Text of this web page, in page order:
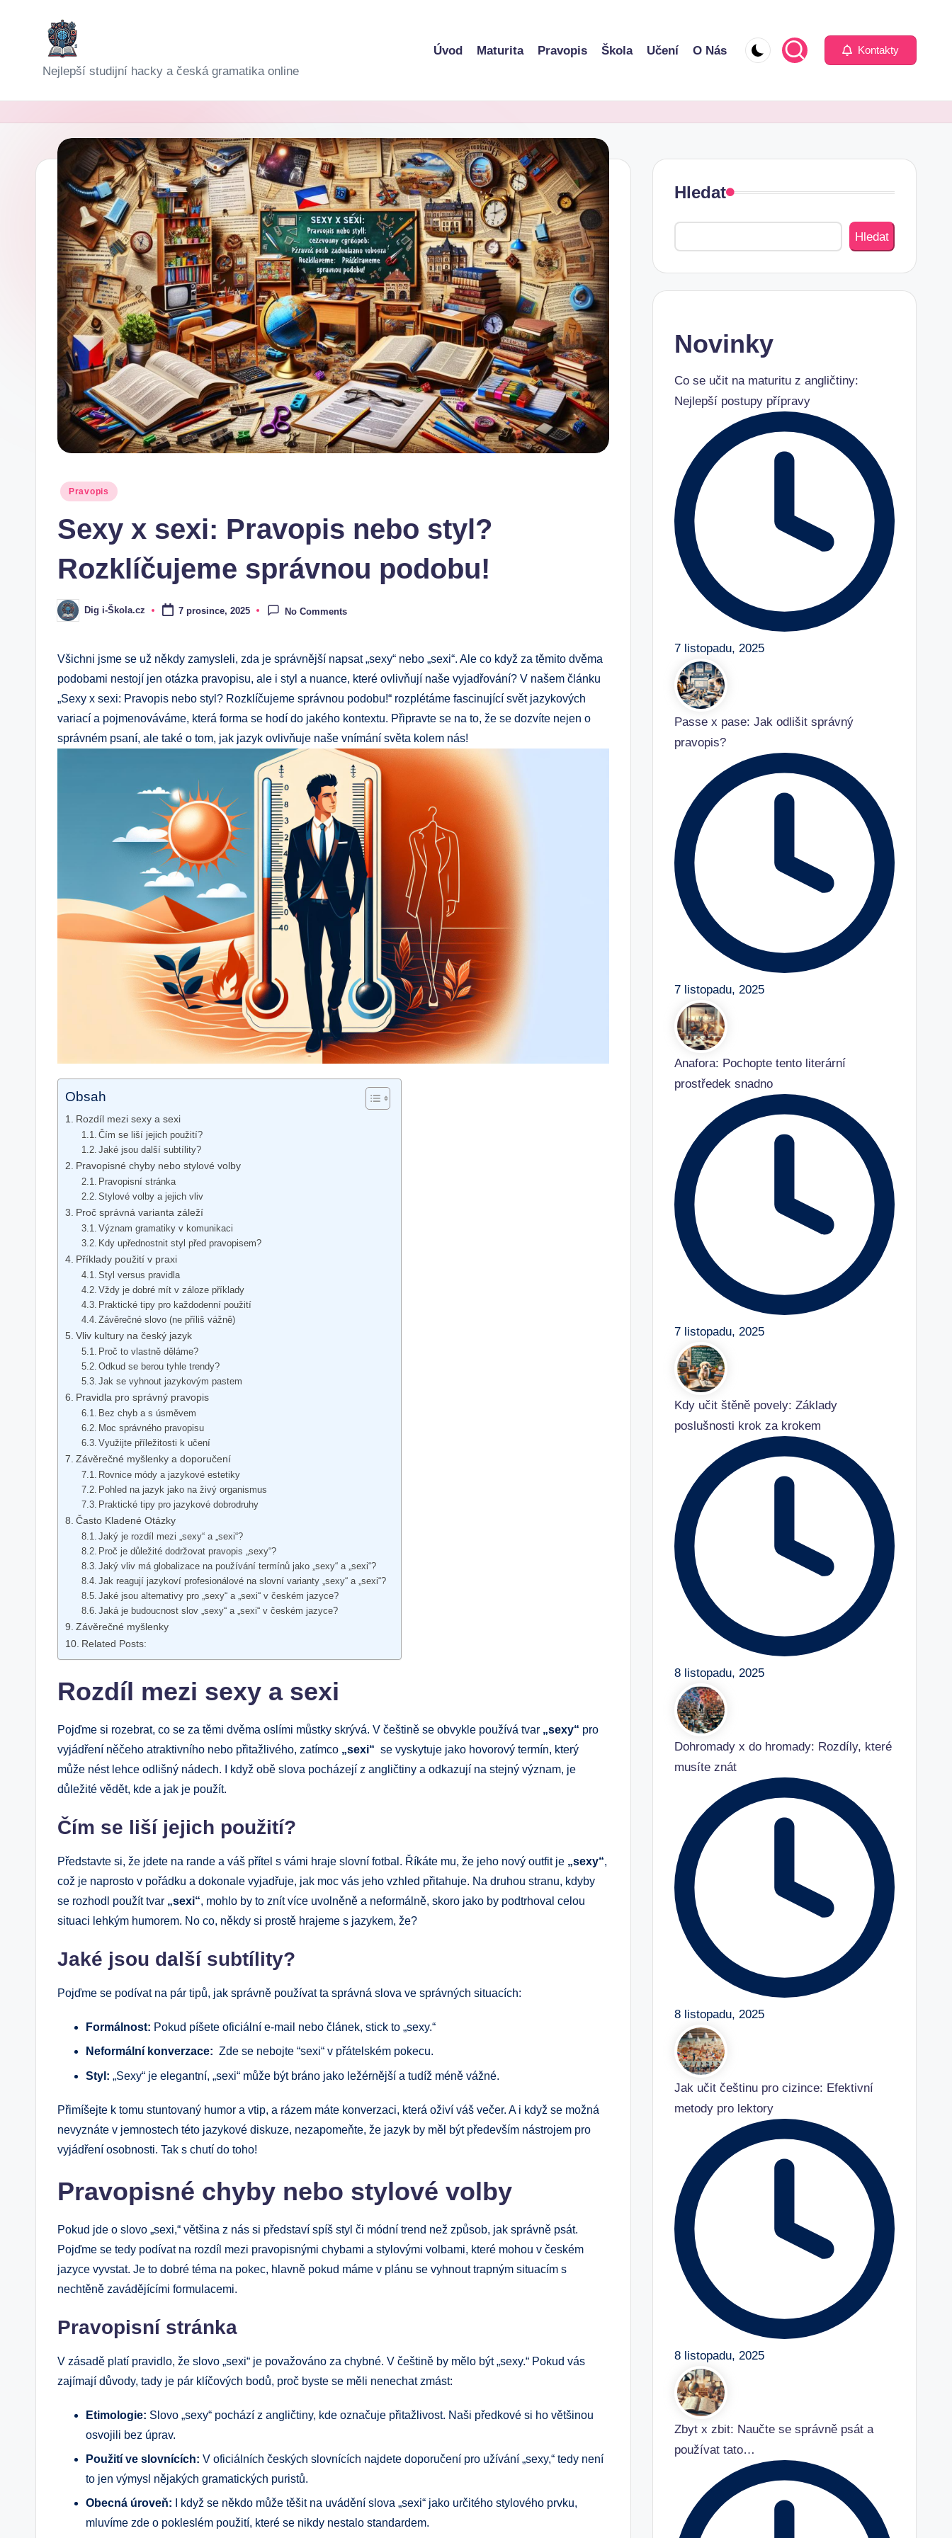
D
i
i-
Nejlepší studijní hacky a česká gramatika online
Úvod Maturita Pravopis Škola Učení O Nás Kontakty
Posted
Pravopis
Sexy x sexi: Pravopis nebo styl?
Rozklíčujeme správnou podobu!
Posted
by
Dig i-Škola.cz 7 prosince, 2025 No Comments
Všichni ‍jsme se už někdy zamysleli, zda je správnější napsat „sexy“ ​nebo‌ „sexi“. Ale ⁢co když za těmito dvěma
podobami nestojí jen otázka pravopisu, ‍ale i styl a nuance, které ⁢ovlivňují naše vyjadřování? V ‍našem​ článku
„Sexy​ x sexi: Pravopis nebo styl? ⁢Rozklíčujeme správnou podobu!“ rozplétáme fascinující svět jazykových
variací a pojmenováváme, která forma‌ se hodí do⁤ jakého⁢ kontextu. ⁣Připravte se na to, že se dozvíte nejen o
správném ⁤psaní, ale také o tom, jak ⁣jazyk ovlivňuje naše vnímání světa kolem nás!
Obsah
Rozdíl mezi sexy a⁢ sexi
Čím se liší jejich použití?
Jaké jsou další subtílity?
Pravopisné chyby nebo stylové volby
Pravopisní stránka
Stylové volby a‌ jejich vliv
Proč správná varianta záleží
Význam⁤ gramatiky ⁤v komunikaci
Kdy upřednostnit⁣ styl před pravopisem?
Příklady⁢ použití‌ v praxi
Styl versus pravidla
Vždy je dobré⁣ mít​ v záloze ‌příklady
Praktické‌ tipy pro každodenní⁣ použití
Závěrečné slovo (ne příliš⁤ vážně)
Vliv kultury na český jazyk
Proč⁤ to vlastně děláme?
Odkud se berou tyhle​ trendy?
Jak se vyhnout⁢ jazykovým⁣ pastem
Pravidla pro správný pravopis
Bez chyb a⁣ s‌ úsměvem
Moc správného pravopisu
Využijte příležitosti k učení
Závěrečné myšlenky a doporučení
Rovnice módy ‍a jazykové estetiky
Pohled na jazyk jako ⁣na​ živý ‍organismus
Praktické tipy⁢ pro‍ jazykové dobrodruhy
Často Kladené Otázky
Jaký je rozdíl mezi „sexy“ ⁣a‌ „sexi“?
Proč je důležité dodržovat​ pravopis „sexy“?
Jaký vliv má⁢ globalizace na ‌používání ​termínů ‍jako „sexy“⁣ a „sexi“?
Jak reagují jazykoví profesionálové na slovní ⁢varianty „sexy“ ​a „sexi“?
Jaké jsou alternativy pro „sexy“ a „sexi“ v ⁣českém jazyce?
Jaká je budoucnost slov „sexy“ a‍ „sexi“ v českém jazyce?
Závěrečné myšlenky
Related Posts:
Rozdíl mezi sexy a⁢ sexi
Pojďme si rozebrat,‍ co se‍ za těmi ​dvěma oslími‌ můstky skrývá. V češtině se obvykle používá​ tvar​ „sexy“ pro⁤
vyjádření něčeho atraktivního nebo přitažlivého, zatímco „sexi“ ‍ se‌ vyskytuje jako hovorový termín,⁣ který
může nést⁤ lehce odlišný nádech. I když obě slova pocházejí⁢ z angličtiny ‍a odkazují na stejný význam, ‌je
důležité vědět,‌ kde⁢ a jak je použít.
Čím se liší jejich použití?
Představte si, že jdete ‍na rande‍ a váš přítel ⁤s vámi hraje slovní fotbal. ‌Říkáte mu, že jeho⁣ nový outfit‌ je‌ „sexy“,
‌což⁣ je naprosto ‍v pořádku ‍a dokonale vyjadřuje, jak moc vás jeho vzhled přitahuje. Na druhou stranu, kdyby
‌se rozhodl použít ⁤tvar „sexi“, ‍mohlo by to znít více uvolněně a ⁣neformálně,‌ skoro jako⁣ by podtrhoval celou‍
situaci lehkým humorem. No co,⁢ někdy si‌ prostě hrajeme s jazykem,‌ že?
Jaké jsou další subtílity?
Pojďme se podívat ​na pár tipů, jak‍ správně používat ta správná ⁤slova ve správných situacích:
Formálnost: Pokud píšete oficiální e-mail nebo⁢ článek, stick to „sexy.“
Neformální konverzace: ‍ Zde ⁤se nebojte ⁤“sexi“ v přátelském pokecu.
Styl: „Sexy“ je elegantní, „sexi“ může být⁢ bráno jako⁤ ležérnější a tudíž méně vážné.
Přimíšejte k⁣ tomu⁢ stuntovaný humor ​a vtip, a rázem ‌máte⁢ konverzaci, která oživí⁣ váš večer. A i když se možná‌
nevyznáte v jemnostech této jazykové diskuze, nezapomeňte, že jazyk by měl být především nástrojem pro⁤
vyjádření osobnosti. Tak s chutí do toho!
Pravopisné chyby nebo stylové volby
Pokud​ jde o slovo „sexi,“ většina z nás si⁣ představí⁢ spíš styl či‌ módní​ trend ‍než způsob, jak správně ​psát.
Pojďme se tedy podívat na ​rozdíl mezi pravopisnými chybami‌ a stylovými volbami,⁣ které mohou v⁤ českém‌
jazyce ⁢vyvstat. Je to⁤ dobré téma na pokec, hlavně pokud máme v plánu se vyhnout trapným situacím s⁤
nechtěně zavádějícími formulacemi.
Pravopisní stránka
V zásadě platí pravidlo, že slovo „sexi“ je ​považováno za chybné. V​ češtině by mělo být‍ „sexy.“ Pokud vás
zajímají ‍důvody,⁣ tady je pár klíčových bodů, proč byste ‌se měli nenechat zmást:
Etimologie: ⁤Slovo „sexy“ ‌pochází z angličtiny,​ kde označuje přitažlivost. Naši předkové si ho většinou
osvojili bez‍ úprav.
Použití ve ⁤slovnících: V oficiálních českých slovnících najdete doporučení pro užívání „sexy,“ tedy není⁣
to jen výmysl ​nějakých gramatických‌ puristů.
Obecná⁤ úroveň: I⁤ když​ se ​někdo může těšit ‍na uvádění slova‍ „sexi“‌ jako určitého stylového prvku,
mluvíme‌ zde o pokleslém použití, které‌ se ‌nikdy nestalo standardem.
Hledat
Hledat
Novinky
Co se učit na maturitu z angličtiny:
Nejlepší postupy přípravy
7 listopadu, 2025
Passe x pase: Jak odlišit správný
pravopis?
7 listopadu, 2025
Anafora: Pochopte tento literární
prostředek snadno
7 listopadu, 2025
Kdy učit štěně povely: Základy
poslušnosti krok za krokem
8 listopadu, 2025
Dohromady x do hromady: Rozdíly, které
musíte znát
8 listopadu, 2025
Jak učit češtinu pro cizince: Efektivní
metody pro lektory
8 listopadu, 2025
Zbyt x zbit: Naučte se správně psát a
používat tato…